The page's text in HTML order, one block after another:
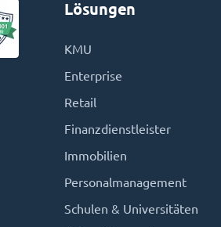
Lösungen
KMU
Enterprise
Retail
Finanzdienstleister
Immobilien
Personalmanagement
Schulen & Universitäten